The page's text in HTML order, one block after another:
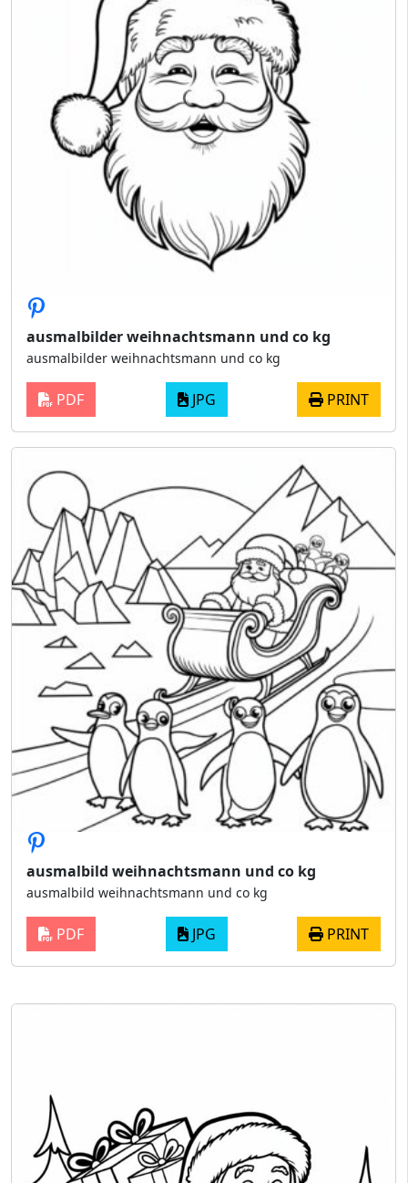
ausmalbilder weihnachtsmann und co kg
ausmalbilder weihnachtsmann und co kg
PDF JPG PRINT
ausmalbild weihnachtsmann und co kg
ausmalbild weihnachtsmann und co kg
PDF JPG PRINT